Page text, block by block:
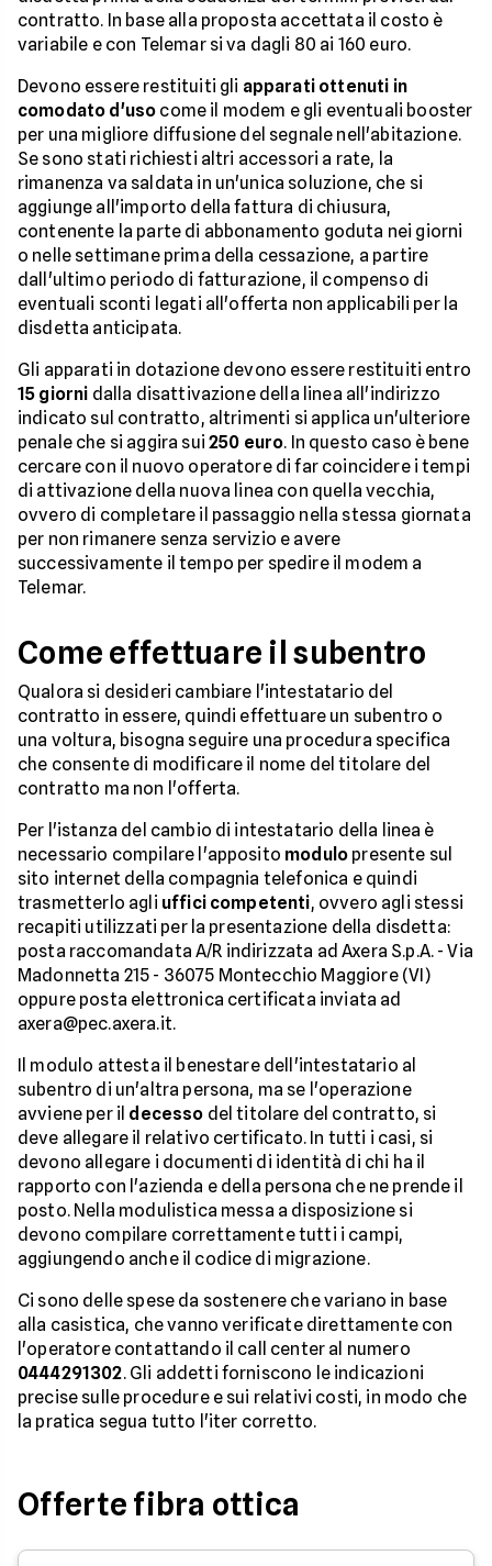
contratto. In base alla proposta accettata il costo è
variabile e con Telemar si va dagli 80 ai 160 euro.
Devono essere restituiti gli apparati ottenuti in
comodato d'uso come il modem e gli eventuali booster
per una migliore diffusione del segnale nell'abitazione.
Se sono stati richiesti altri accessori a rate, la
rimanenza va saldata in un'unica soluzione, che si
aggiunge all'importo della fattura di chiusura,
contenente la parte di abbonamento goduta nei giorni
o nelle settimane prima della cessazione, a partire
dall'ultimo periodo di fatturazione, il compenso di
eventuali sconti legati all'offerta non applicabili per la
disdetta anticipata.
Gli apparati in dotazione devono essere restituiti entro
15 giorni dalla disattivazione della linea all'indirizzo
indicato sul contratto, altrimenti si applica un'ulteriore
penale che si aggira sui250 euro. In questo caso è bene
cercare con il nuovo operatore di far coincidere i tempi
di attivazione della nuova linea con quella vecchia,
ovvero di completare il passaggio nella stessa giornata
per non rimanere senza servizio e avere
successivamente il tempo per spedire il modem a
Telemar.
Come effettuare il subentro
Qualora si desideri cambiare l'intestatario del
contratto in essere, quindi effettuare un subentro o
una voltura, bisogna seguire una procedura specifica
che consente di modificare il nome del titolare del
contratto ma non l'offerta.
Per l'istanza del cambio di intestatario della linea è
necessario compilare l'apposito modulo presente sul
sito internet della compagnia telefonica e quindi
trasmetterlo agli uffici competenti, ovvero agli stessi
recapiti utilizzati per la presentazione della disdetta:
posta raccomandata A/R indirizzata ad Axera S.p.A. - Via
Madonnetta 215 - 36075 Montecchio Maggiore (VI)
oppure posta elettronica certificata inviata ad
axera@pec.axera.it.
Il modulo attesta il benestare dell'intestatario al
subentro di un'altra persona, ma se l'operazione
avviene per il decesso del titolare del contratto, si
deve allegare il relativo certificato. In tutti i casi, si
devono allegare i documenti di identità di chi ha il
rapporto con l'azienda e della persona che ne prende il
posto. Nella modulistica messa a disposizione si
devono compilare correttamente tutti i campi,
aggiungendo anche il codice di migrazione.
Ci sono delle spese da sostenere che variano in base
alla casistica, che vanno verificate direttamente con
l'operatore contattando il call center al numero
0444291302. Gli addetti forniscono le indicazioni
precise sulle procedure e sui relativi costi, in modo che
la pratica segua tutto l'iter corretto.
Offerte fibra ottica